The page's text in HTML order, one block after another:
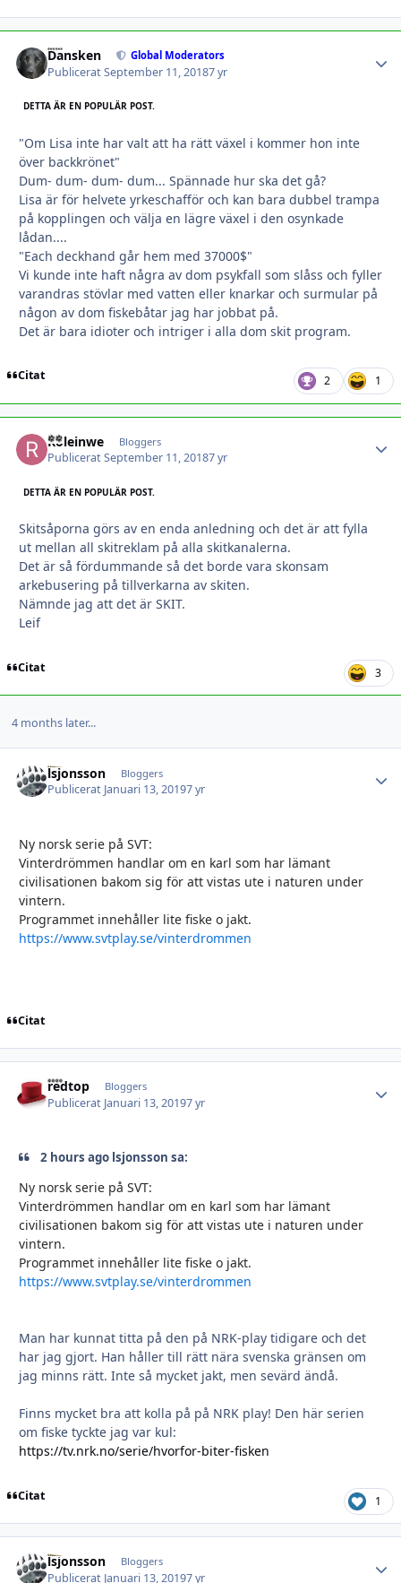
Dansken Global Moderators
PubliceratSeptember 11, 20187 yr
DETTA ÄR EN POPULÄR POST.
"Om Lisa inte har valt att ha rätt växel i kommer hon inte
över backkrönet"
Dum- dum- dum- dum... Spännade hur ska det gå?
Lisa är för helvete yrkeschafför och kan bara dubbel trampa
på kopplingen och välja en lägre växel i den osynkade
lådan....
"Each deckhand går hem med 37000$"
Vi kunde inte haft några av dom psykfall som slåss och fyller
varandras stövlar med vatten eller knarkar och surmular på
någon av dom fiskebåtar jag har jobbat på.
Det är bara idioter och intriger i alla dom skit program.
Citat 2 1
Roleinwe Bloggers
PubliceratSeptember 11, 20187 yr
DETTA ÄR EN POPULÄR POST.
Skitsåporna görs av en enda anledning och det är att fylla
ut mellan all skitreklam på alla skitkanalerna.
Det är så fördummande så det borde vara skonsam
arkebusering på tillverkarna av skiten.
Nämnde jag att det är SKIT.
Leif
Citat 3
4 months later...
lsjonsson Bloggers
Publicerat Januari 13, 20197 yr
Ny norsk serie på SVT:
Vinterdrömmen handlar om en karl som har lämant
civilisationen bakom sig för att vistas ute i naturen under
vintern.
Programmet innehåller lite fiske o jakt.
https://www.svtplay.se/vinterdrommen
Citat
redtop Bloggers
Publicerat Januari 13, 20197 yr
2 hours ago lsjonsson sa:
Ny norsk serie på SVT:
Vinterdrömmen handlar om en karl som har lämant
civilisationen bakom sig för att vistas ute i naturen under
vintern.
Programmet innehåller lite fiske o jakt.
https://www.svtplay.se/vinterdrommen
Man har kunnat titta på den på NRK-play tidigare och det
har jag gjort. Han håller till rätt nära svenska gränsen om
jag minns rätt. Inte så mycket jakt, men sevärd ändå.
Finns mycket bra att kolla på på NRK play! Den här serien
om fiske tyckte jag var kul:
https://tv.nrk.no/serie/hvorfor-biter-fisken
Citat 1
lsjonsson Bloggers
Publicerat Januari 13, 20197 yr